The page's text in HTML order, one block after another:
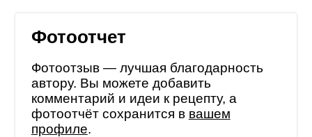
Фотоотчет
Фотоотзыв — лучшая благодарность
автору. Вы можете добавить
комментарий и идеи к рецепту, а
фотоотчёт сохранится в вашем
профиле.